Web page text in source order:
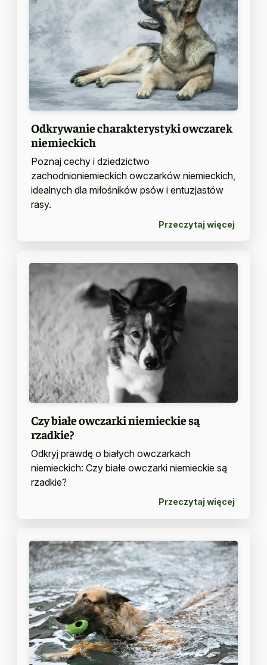
Odkrywanie charakterystyki owczarek
niemieckich
Poznaj cechy i dziedzictwo
zachodnioniemieckich owczarków niemieckich,
idealnych dla miłośników psów i entuzjastów
rasy.
Przeczytaj więcej
Czy białe owczarki niemieckie są
rzadkie?
Odkryj prawdę o białych owczarkach
niemieckich: Czy białe owczarki niemieckie są
rzadkie?
Przeczytaj więcej